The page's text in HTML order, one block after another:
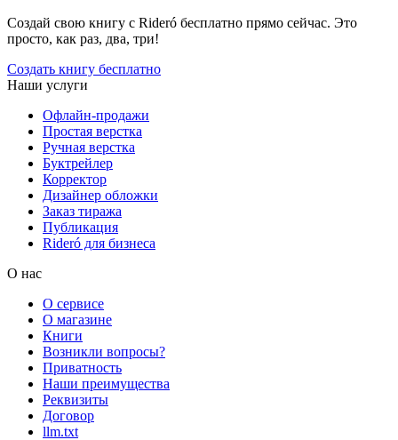
Создай свою книгу с Rideró бесплатно прямо сейчас. Это
просто, как раз, два, три!
Создать книгу бесплатно
Наши услуги
Офлайн-продажи
Простая верстка
Ручная верстка
Буктрейлер
Корректор
Дизайнер обложки
Заказ тиража
Публикация
Rideró для бизнеса
О нас
О сервисе
О магазине
Книги
Возникли вопросы?
Приватность
Наши преимущества
Реквизиты
Договор
llm.txt